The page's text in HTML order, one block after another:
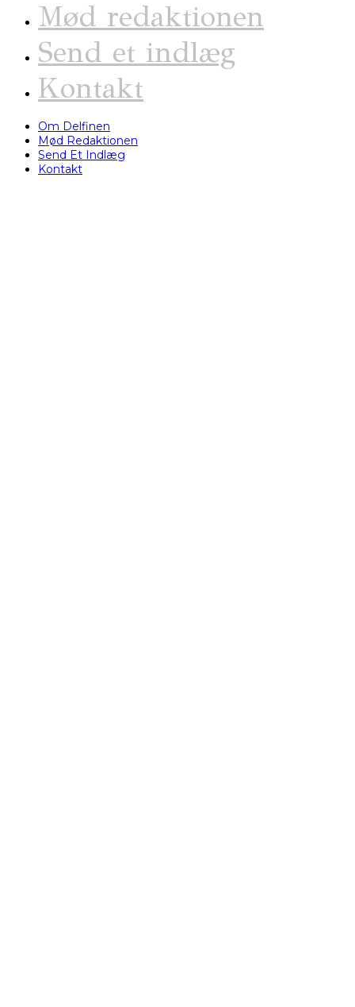
Mød redaktionen
Send et indlæg
Kontakt
Om Delfinen
Mød Redaktionen
Send Et Indlæg
Kontakt